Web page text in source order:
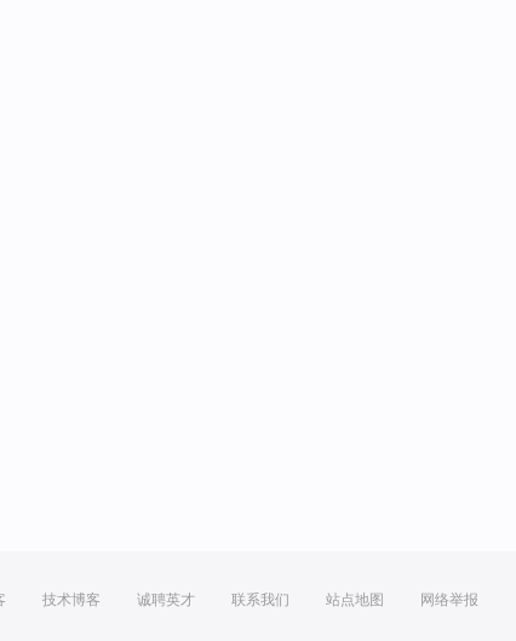
技术博客 诚聘英才 联系我们 站点地图 网络举报